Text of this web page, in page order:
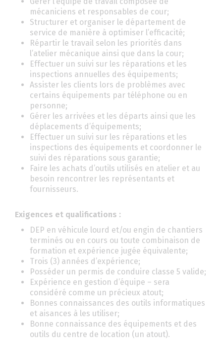
mécaniciens et responsables de cour;
Structurer et organiser le département de
service de manière à optimiser l’efficacité;
Répartir le travail selon les priorités dans
l’atelier mécanique ainsi que dans la cour;
Effectuer un suivi sur les réparations et les
inspections annuelles des équipements;
Assister les clients lors de problèmes avec
certains équipements par téléphone ou en
personne;
Gérer les arrivées et les départs ainsi que les
déplacements d’équipements;
Effectuer un suivi sur les réparations et les
inspections des équipements et coordonner le
suivi des réparations sous garantie;
Faire les achats d’outils utilisés en atelier et au
besoin rencontrer les représentants et
fournisseurs.
Exigences et qualifications :
DEP en véhicule lourd et/ou engin de chantiers
terminés ou en cours ou toute combinaison de
formation et expérience jugée équivalente;
Trois (3) années d’expérience;
Posséder un permis de conduire classe 5 valide;
Expérience en gestion d’équipe – sera
considéré comme un précieux atout;
Bonnes connaissances des outils informatiques
et aisances à les utiliser;
Bonne connaissance des équipements et des
outils du centre de location (un atout).